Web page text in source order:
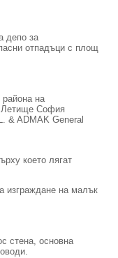
депо за
отпадъци с площ
района на
Летище София
& ADMAK General
което лягат
изграждане на малък
стена, основна